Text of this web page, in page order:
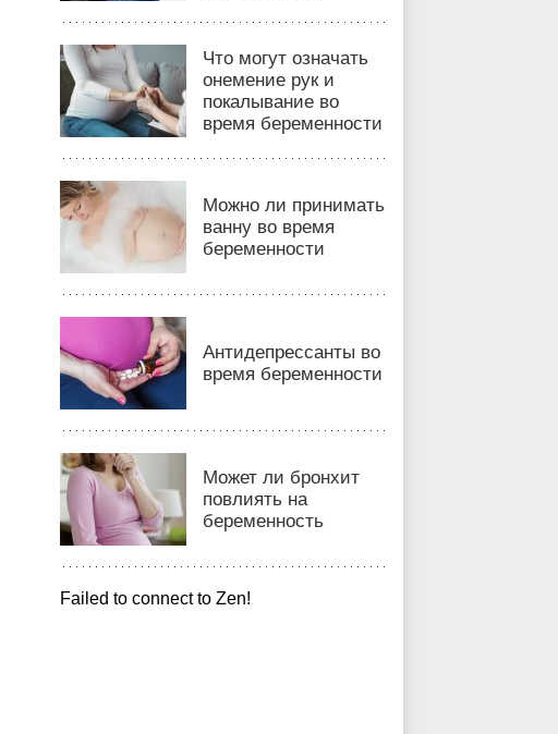
Что могут означать
онемение рук и
покалывание во
время беременности
Можно ли принимать
ванну во время
беременности
Антидепрессанты во
время беременности
Может ли бронхит
повлиять на
беременность
Failed to connect to Zen!